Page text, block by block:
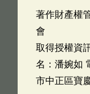
著作財產權
會
取得授權資
名：潘婉如
市中正區寶